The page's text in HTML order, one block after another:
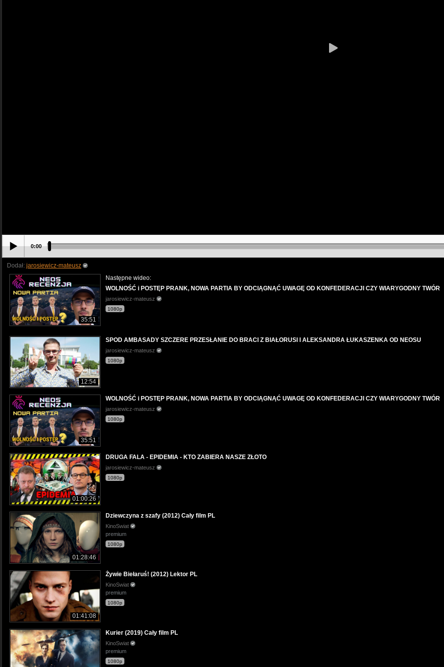
0:00
Dodał: jarosiewicz-mateusz
35:51
Następne wideo:
WOLNOŚĆ i POSTĘP PRANK, NOWA PARTIA BY ODCIĄGNĄĆ UWAGĘ OD KONFEDERACJI CZY WIARYGODNY TWÓR
jarosiewicz-mateusz
1080p
12:54
SPOD AMBASADY SZCZERE PRZESŁANIE DO BRACI Z BIAŁORUSI I ALEKSANDRA ŁUKASZENKA OD NEOSU
jarosiewicz-mateusz
1080p
35:51
WOLNOŚĆ i POSTĘP PRANK, NOWA PARTIA BY ODCIĄGNĄĆ UWAGĘ OD KONFEDERACJI CZY WIARYGODNY TWÓR
jarosiewicz-mateusz
1080p
01:00:26
DRUGA FALA - EPIDEMIA - KTO ZABIERA NASZE ZŁOTO
jarosiewicz-mateusz
1080p
01:28:46
Dziewczyna z szafy (2012) Cały film PL
KinoSwiat
premium
1080p
01:41:08
Żywie Biełaruś! (2012) Lektor PL
KinoSwiat
premium
1080p
Kurier (2019) Cały film PL
KinoSwiat
premium
1080p